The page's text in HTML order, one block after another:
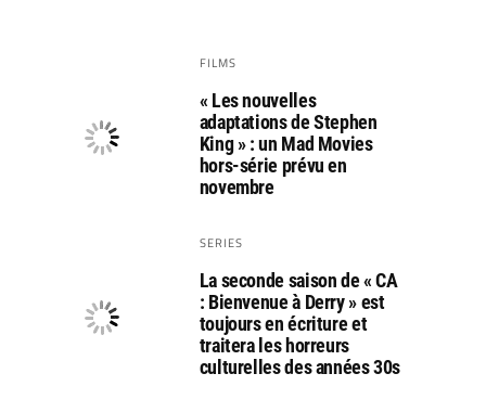
FILMS
« Les nouvelles
adaptations de Stephen
King » : un Mad Movies
hors-série prévu en
novembre
SERIES
La seconde saison de « CA
: Bienvenue à Derry » est
toujours en écriture et
traitera les horreurs
culturelles des années 30s